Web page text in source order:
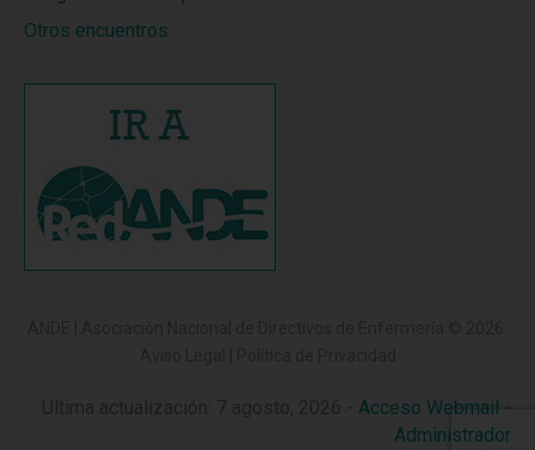
Otros encuentros
Acceso Webmail -
Administrador